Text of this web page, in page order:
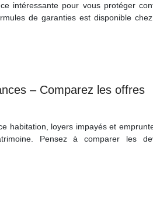
intéressante pour vous protéger
de garanties est disponible
– Comparez les offres
habitation, loyers impayés et
Pensez à comparer les